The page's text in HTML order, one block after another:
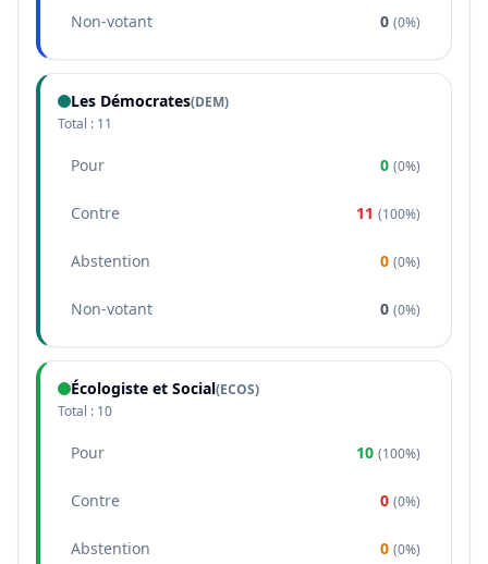
Non-votant 0 (0%)
Les Démocrates(DEM)
Total : 11
Pour 0 (0%)
Contre 11 (100%)
Abstention 0 (0%)
Non-votant 0 (0%)
Écologiste et Social(ECOS)
Total : 10
Pour 10 (100%)
Contre 0 (0%)
Abstention 0 (0%)